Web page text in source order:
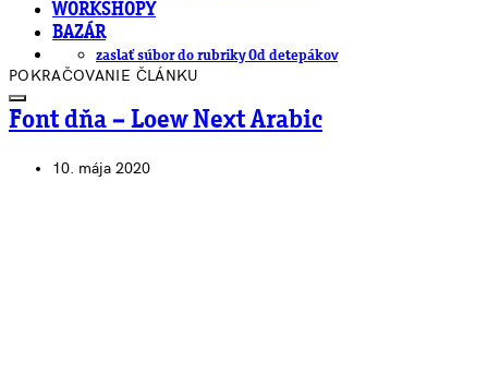
WORKSHOPY
BAZÁR
zaslať súbor do rubriky Od detepákov
POKRAČOVANIE ČLÁNKU
Font dňa – Loew Next Arabic
10. mája 2020